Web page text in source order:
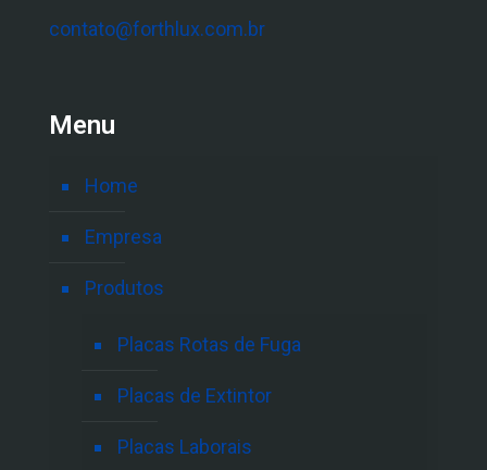
contato@forthlux.com.br
Menu
Home
Empresa
Produtos
Placas Rotas de Fuga
Placas de Extintor
Placas Laborais